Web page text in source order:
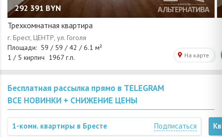
292 391 BYN
Трехкомнатная квартира
Бесплатная рассылка прямо в TELEGRAM
ВСЕ НОВИНКИ + СНИЖЕНИЕ ЦЕНЫ
1-комн. квартиры в Бресте Подписаться